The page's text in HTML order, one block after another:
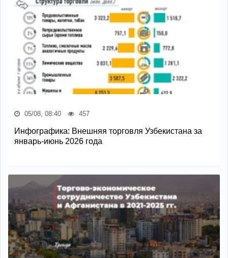
05/08, 08:40 457
Инфографика: Внешняя торговля Узбекистана за
январь-июнь 2026 года